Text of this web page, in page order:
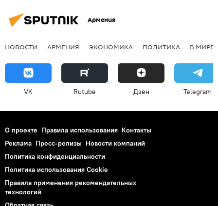
Армения
НОВОСТИ АРМЕНИЯ ЭКОНОМИКА ПОЛИТИКА В МИРЕ
VK Rutube Дзен Telegram
О проекте Правила использования Контакты
Реклама Пресс-релизы Новости компаний
Политика конфиденциальности
Политика использования Cookie
Правила применения рекомендательных
технологий